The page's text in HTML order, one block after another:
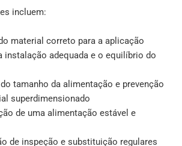
incluem:
material correto para a aplicação
instalação adequada e o equilíbrio do
tamanho da alimentação e prevenção
superdimensionado
de uma alimentação estável e
de inspeção e substituição regulares